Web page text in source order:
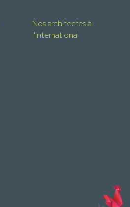
Nos architectes à
l'international